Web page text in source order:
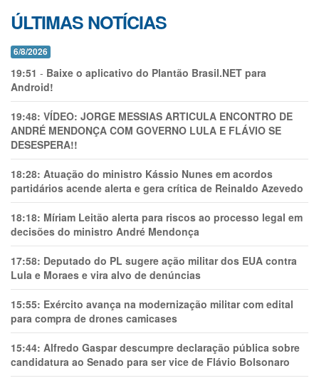
ÚLTIMAS NOTÍCIAS
6/8/2026
19:51 - Baixe o aplicativo do Plantão Brasil.NET para
Android!
19:48: VÍDEO: JORGE MESSIAS ARTICULA ENCONTRO DE
ANDRÉ MENDONÇA COM GOVERNO LULA E FLÁVIO SE
DESESPERA!!
18:28: Atuação do ministro Kássio Nunes em acordos
partidários acende alerta e gera crítica de Reinaldo Azevedo
18:18: Míriam Leitão alerta para riscos ao processo legal em
decisões do ministro André Mendonça
17:58: Deputado do PL sugere ação militar dos EUA contra
Lula e Moraes e vira alvo de denúncias
15:55: Exército avança na modernização militar com edital
para compra de drones camicases
15:44: Alfredo Gaspar descumpre declaração pública sobre
candidatura ao Senado para ser vice de Flávio Bolsonaro